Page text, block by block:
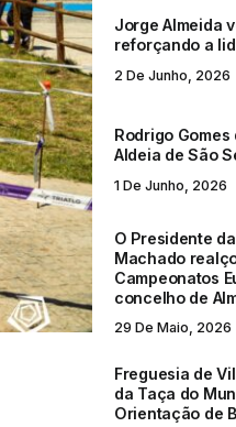
Jorge Almeida
reforçando a
2 De Junho, 2026
Rodrigo
Aldeia de São
1 De Junho, 2026
O Presidente
Machado
Campeonatos
concelho de
29 De Maio, 2026
Freguesia de
da Taça do
Orientação de